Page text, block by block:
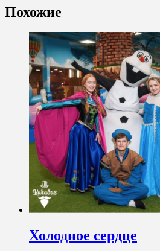
Похожие
Холодное сердце